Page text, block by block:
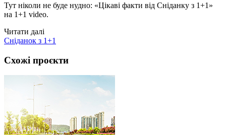
Тут ніколи не буде нудно: «Цікаві факти від Сніданку з 1+1»
на 1+1 video.
Читати далі
Сніданок з 1+1
Схожі проєкти